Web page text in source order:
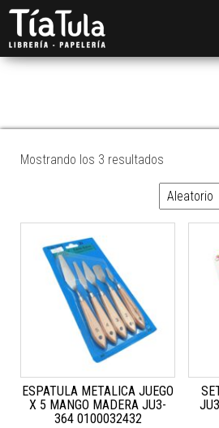
SET
Mostrando los 3 resultados
ESPATULA METALICA JUEGO
X 5 MANGO MADERA JU3-
364 0100032432